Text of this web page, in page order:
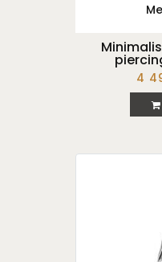
4